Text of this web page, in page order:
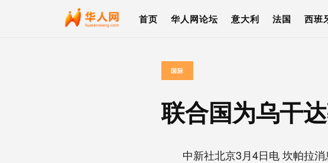
首页 华人网论坛 意大利 法国 西班
国际
联合国为乌干
中新社北京3月4日电 坎帕拉消